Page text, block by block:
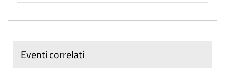
Eventi correlati